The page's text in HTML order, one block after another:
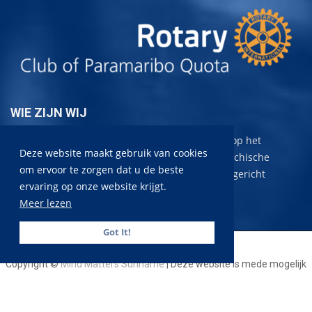
Deze website maakt gebruik van cookies
om ervoor te zorgen dat u de beste
ervaring op onze website krijgt.
Meer lezen
Got It!
WIE ZIJN WIJ
is gericht op het
voorkomen, verminderen en tenietdoen van psychische
problematiek. In het bijzonder zal de aandacht gericht
worden op suïcidepreventie.
Copyright ©Mind Matters Suriname| Deze website is mede mogelijk